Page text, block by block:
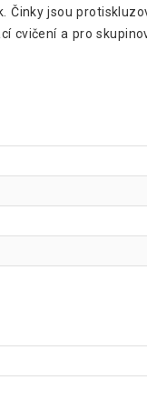
Činky jsou
cvičení a pro